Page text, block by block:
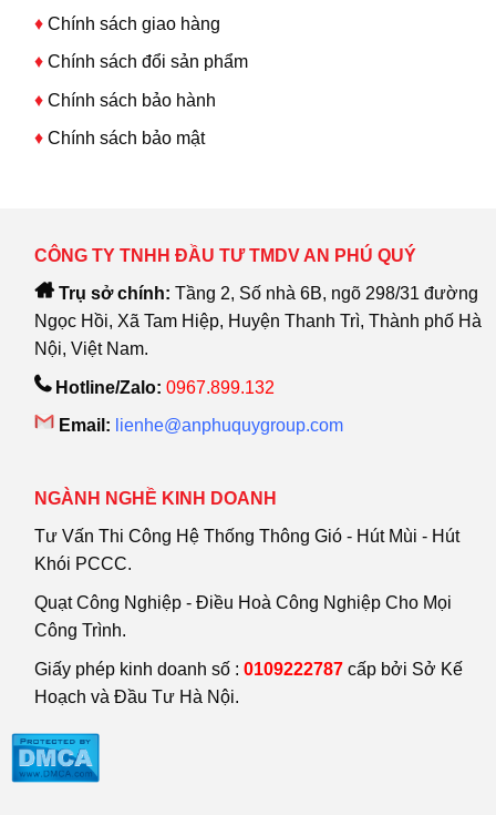
♦ Chính sách giao hàng
♦ Chính sách đổi sản phẩm
♦ Chính sách bảo hành
♦ Chính sách bảo mật
CÔNG TY TNHH ĐẦU TƯ TMDV AN PHÚ QUÝ
Trụ sở chính: Tầng 2, Số nhà 6B, ngõ 298/31 đường
Ngọc Hồi, Xã Tam Hiệp, Huyện Thanh Trì, Thành phố Hà
Nội, Việt Nam.
Hotline/Zalo: 0967.899.132
Email: lienhe@anphuquygroup.com
NGÀNH NGHỀ KINH DOANH
Tư Vấn Thi Công Hệ Thống Thông Gió - Hút Mùi - Hút
Khói PCCC.
Quạt Công Nghiệp - Điều Hoà Công Nghiệp Cho Mọi
Công Trình.
Giấy phép kinh doanh số : 0109222787 cấp bởi Sở Kế
Hoạch và Đầu Tư Hà Nội.